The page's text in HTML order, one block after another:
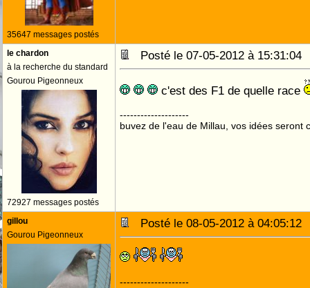
35647 messages postés
le chardon
à la recherche du standard
Gourou Pigeonneux
72927 messages postés
Posté le 07-05-2012 à
c'est des F1 de quelle race
--------------------
buvez de l'eau de Millau, vos idées seront
gillou
Gourou Pigeonneux
Posté le 08-05-2012 à
--------------------